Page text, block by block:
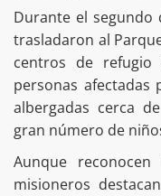
Durante el segundo
trasladaron al
centros de
personas afectadas
albergadas cerca
gran número de
Aunque
misioneros